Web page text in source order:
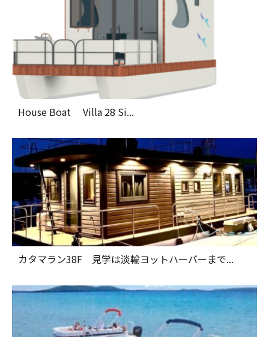
House Boat Villa 28 Si...
カタマラン38F 見学は淡輪ヨットハーバーまで...